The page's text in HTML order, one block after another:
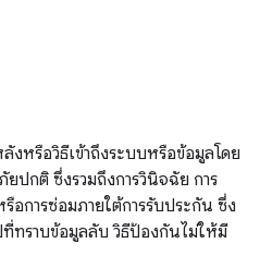
หรือวิธีเข้าถึงระบบหรือข้อมูลโดย
ยปกติ ซึ่งรวมถึงการวินิจฉัย การ
การซ่อมภายใต้การรับประกัน ซึ่ง
ทราบข้อมูลลับ วิธีป้องกันไม่ให้มี